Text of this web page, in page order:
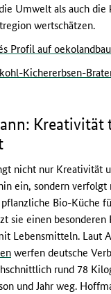
Umwelt als auch die
wertschätzen.
Profil auf
Kichererbsen-
nicht nur Kreativität
ein, sondern
Bio-Küche
sie einen besonderen
Lebensmitteln. Laut
werfen deutsche
rund 78
und Jahr weg.